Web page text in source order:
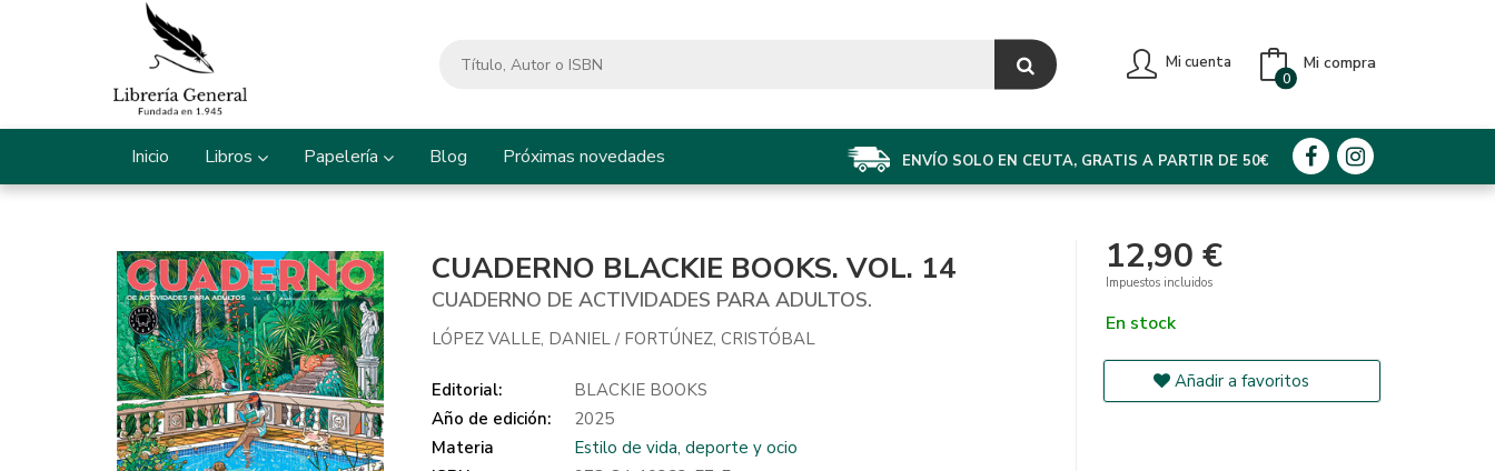
Mi cuenta Mi compra
0
Inicio Libros Papelería Blog Próximas novedades ENVÍO SOLO EN CEUTA, GRATIS A PARTIR DE 50€
CUADERNO BLACKIE BOOKS. VOL. 14
CUADERNO DE ACTIVIDADES PARA ADULTOS.
LÓPEZ VALLE, DANIEL / FORTÚNEZ, CRISTÓBAL
Editorial:
BLACKIE BOOKS
Año de edición:
2025
Materia
Estilo de vida, deporte y ocio
12,90 €
Impuestos incluidos
En stock
Añadir a favoritos